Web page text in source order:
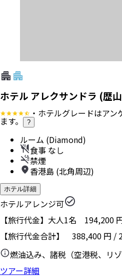
ホテル アレクサンドラ (歴
・ホテルグレードはア
ます。 ?
ルーム (Diamond)
食事 なし
禁煙
香港島 (北角周辺)
ホテル詳細
ホテルアレンジ可
【旅行代金】大人1名 194,200
【旅行代金合計】 388,400 円 /
燃油込み、諸税（空港税、リ
ツアー詳細